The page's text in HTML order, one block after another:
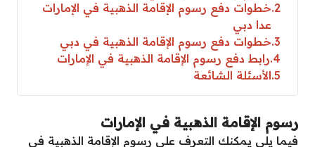
2 خطوات دفع رسوم الإقامة الذهبية في الإمارات
عدا دبي
3 خطوات دفع رسوم الإقامة الذهبية في دبي
4 رابط دفع رسوم الإقامة الذهبية في الإمارات
5 الأسئلة الشائعة
رسوم الإقامة الذهبية في الإمارات
فيما يلي يمكنك التعرف على رسوم الإقامة الذهبية في